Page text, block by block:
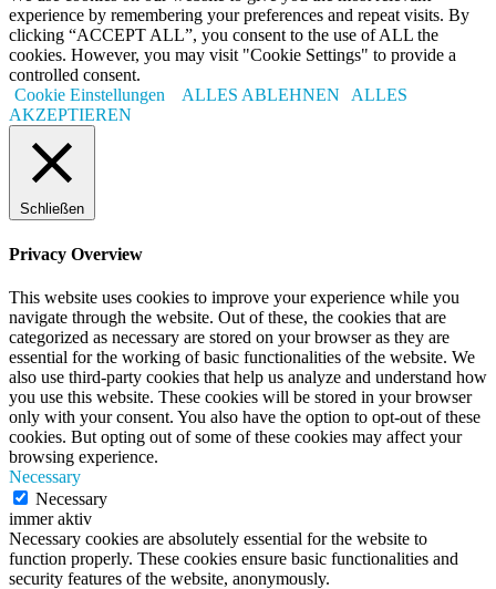
experience by remembering your preferences and repeat visits. By
clicking “ACCEPT ALL”, you consent to the use of ALL the
cookies. However, you may visit "Cookie Settings" to provide a
controlled consent.
Cookie Einstellungen
ALLES ABLEHNEN
ALLES
AKZEPTIEREN
Schließen
Privacy Overview
This website uses cookies to improve your experience while you
navigate through the website. Out of these, the cookies that are
categorized as necessary are stored on your browser as they are
essential for the working of basic functionalities of the website. We
also use third-party cookies that help us analyze and understand how
you use this website. These cookies will be stored in your browser
only with your consent. You also have the option to opt-out of these
cookies. But opting out of some of these cookies may affect your
browsing experience.
Necessary
Necessary
immer aktiv
Necessary cookies are absolutely essential for the website to
function properly. These cookies ensure basic functionalities and
security features of the website, anonymously.